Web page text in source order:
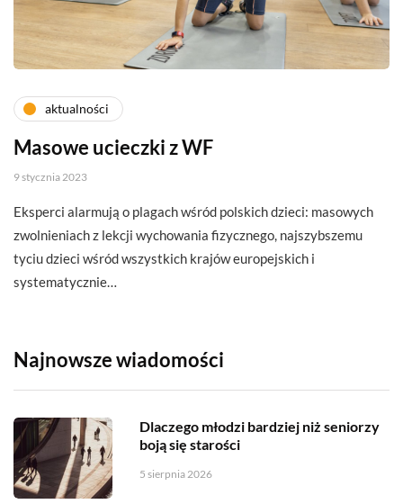
aktualności
Masowe ucieczki z WF
9 stycznia 2023
Eksperci alarmują o plagach wśród polskich dzieci: masowych
zwolnieniach z lekcji wychowania fizycznego, najszybszemu
tyciu dzieci wśród wszystkich krajów europejskich i
systematycznie…
Najnowsze wiadomości
Dlaczego młodzi bardziej niż seniorzy
boją się starości
5 sierpnia 2026